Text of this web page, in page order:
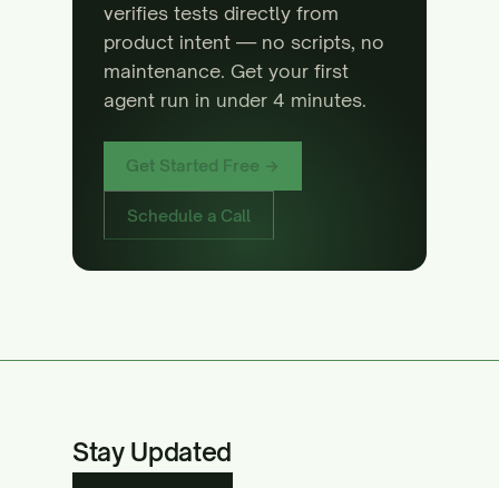
verifies tests directly from
product intent — no scripts, no
maintenance. Get your first
agent run in under 4 minutes.
Get Started Free →
Schedule a Call
Stay Updated